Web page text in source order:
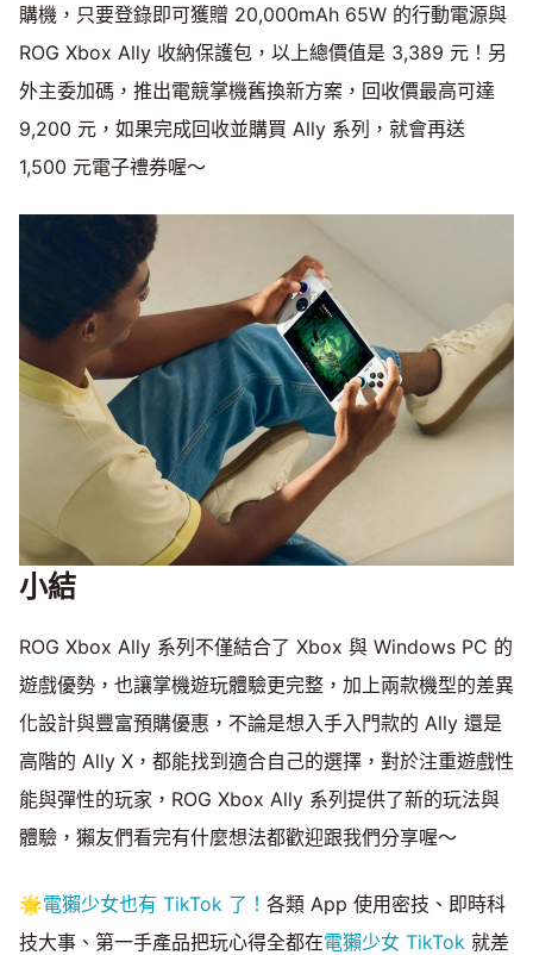
購機，只要登錄即可獲贈 20,000mAh 65W 的行動電源與
ROG Xbox Ally 收納保護包，以上總價值是 3,389 元！另
外主委加碼，推出電競掌機舊換新方案，回收價最高可達
9,200 元，如果完成回收並購買 Ally 系列，就會再送
1,500 元電子禮券喔～
小結
ROG Xbox Ally 系列不僅結合了 Xbox 與 Windows PC 的
遊戲優勢，也讓掌機遊玩體驗更完整，加上兩款機型的差異
化設計與豐富預購優惠，不論是想入手入門款的 Ally 還是
高階的 Ally X，都能找到適合自己的選擇，對於注重遊戲性
能與彈性的玩家，ROG Xbox Ally 系列提供了新的玩法與
體驗，獺友們看完有什麼想法都歡迎跟我們分享喔～
🌟電獺少女也有 TikTok 了！ 各類 App 使用密技、即時科
技大事、第一手產品把玩心得全都在電獺少女 TikTok 就差